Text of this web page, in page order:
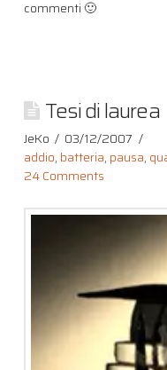
commenti 🙂
Tesi di laurea
JeKo
03/12/2007
addio, batteria, pausa,
24 Comments